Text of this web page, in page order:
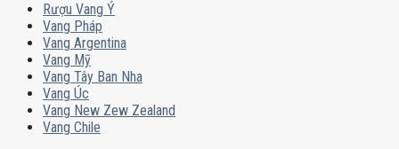
Rượu Vang Ý
Vang Pháp
Vang Argentina
Vang Mỹ
Vang Tây Ban Nha
Vang Úc
Vang New Zew Zealand
Vang Chile